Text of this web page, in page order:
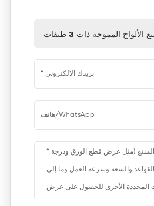
الألواح المموجة ذات 3 طبقات